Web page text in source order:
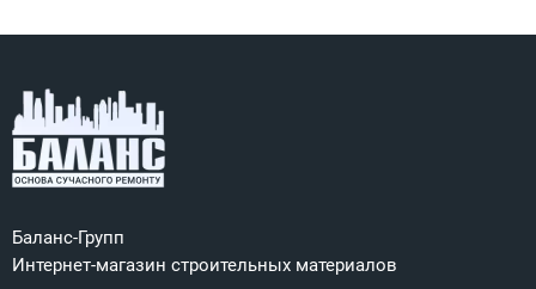
Баланс-Групп
Интернет-магазин строительных материалов